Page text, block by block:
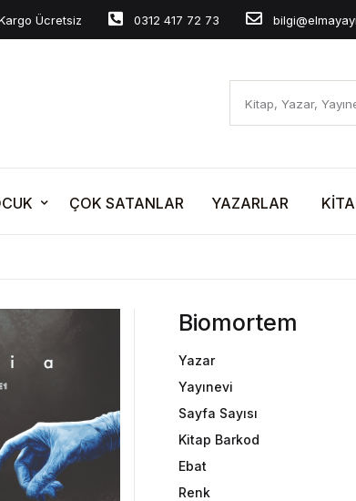
Ücretsiz 0312 417 72 73
ÇOK SATANLAR YAZARLAR
Biomortem
Yazar
Yayınevi
Sayfa Sayısı
Kitap Barkod
Ebat
Renk